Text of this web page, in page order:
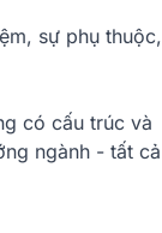
sự phụ thuộc,
có cấu trúc và
ngành - tất cả